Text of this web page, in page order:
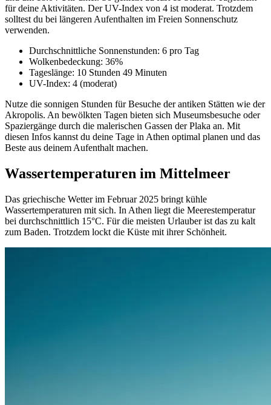
für deine Aktivitäten. Der UV-Index von 4 ist moderat. Trotzdem
solltest du bei längeren Aufenthalten im Freien Sonnenschutz
verwenden.
Durchschnittliche Sonnenstunden: 6 pro Tag
Wolkenbedeckung: 36%
Tageslänge: 10 Stunden 49 Minuten
UV-Index: 4 (moderat)
Nutze die sonnigen Stunden für Besuche der antiken Stätten wie der
Akropolis. An bewölkten Tagen bieten sich Museumsbesuche oder
Spaziergänge durch die malerischen Gassen der Plaka an. Mit
diesen Infos kannst du deine Tage in Athen optimal planen und das
Beste aus deinem Aufenthalt machen.
Wassertemperaturen im Mittelmeer
Das griechische Wetter im Februar 2025 bringt kühle
Wassertemperaturen mit sich. In Athen liegt die Meerestemperatur
bei durchschnittlich 15°C. Für die meisten Urlauber ist das zu kalt
zum Baden. Trotzdem lockt die Küste mit ihrer Schönheit.